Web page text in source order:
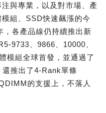
與專業，以及對市場、產
組、SSD快速飆漲的今
，各產品線仍持續推出新
9733、9866、10000、
模組全球首發，並通過了
推出了4-Rank單條
的支援上，不落人